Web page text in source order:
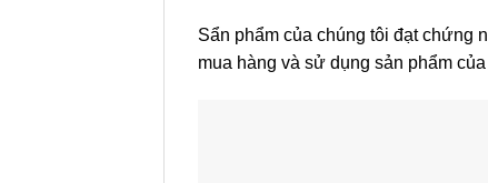
Sẩn phẩm của chúng tôi đạt chứng
mua hàng và sử dụng sản phẩm